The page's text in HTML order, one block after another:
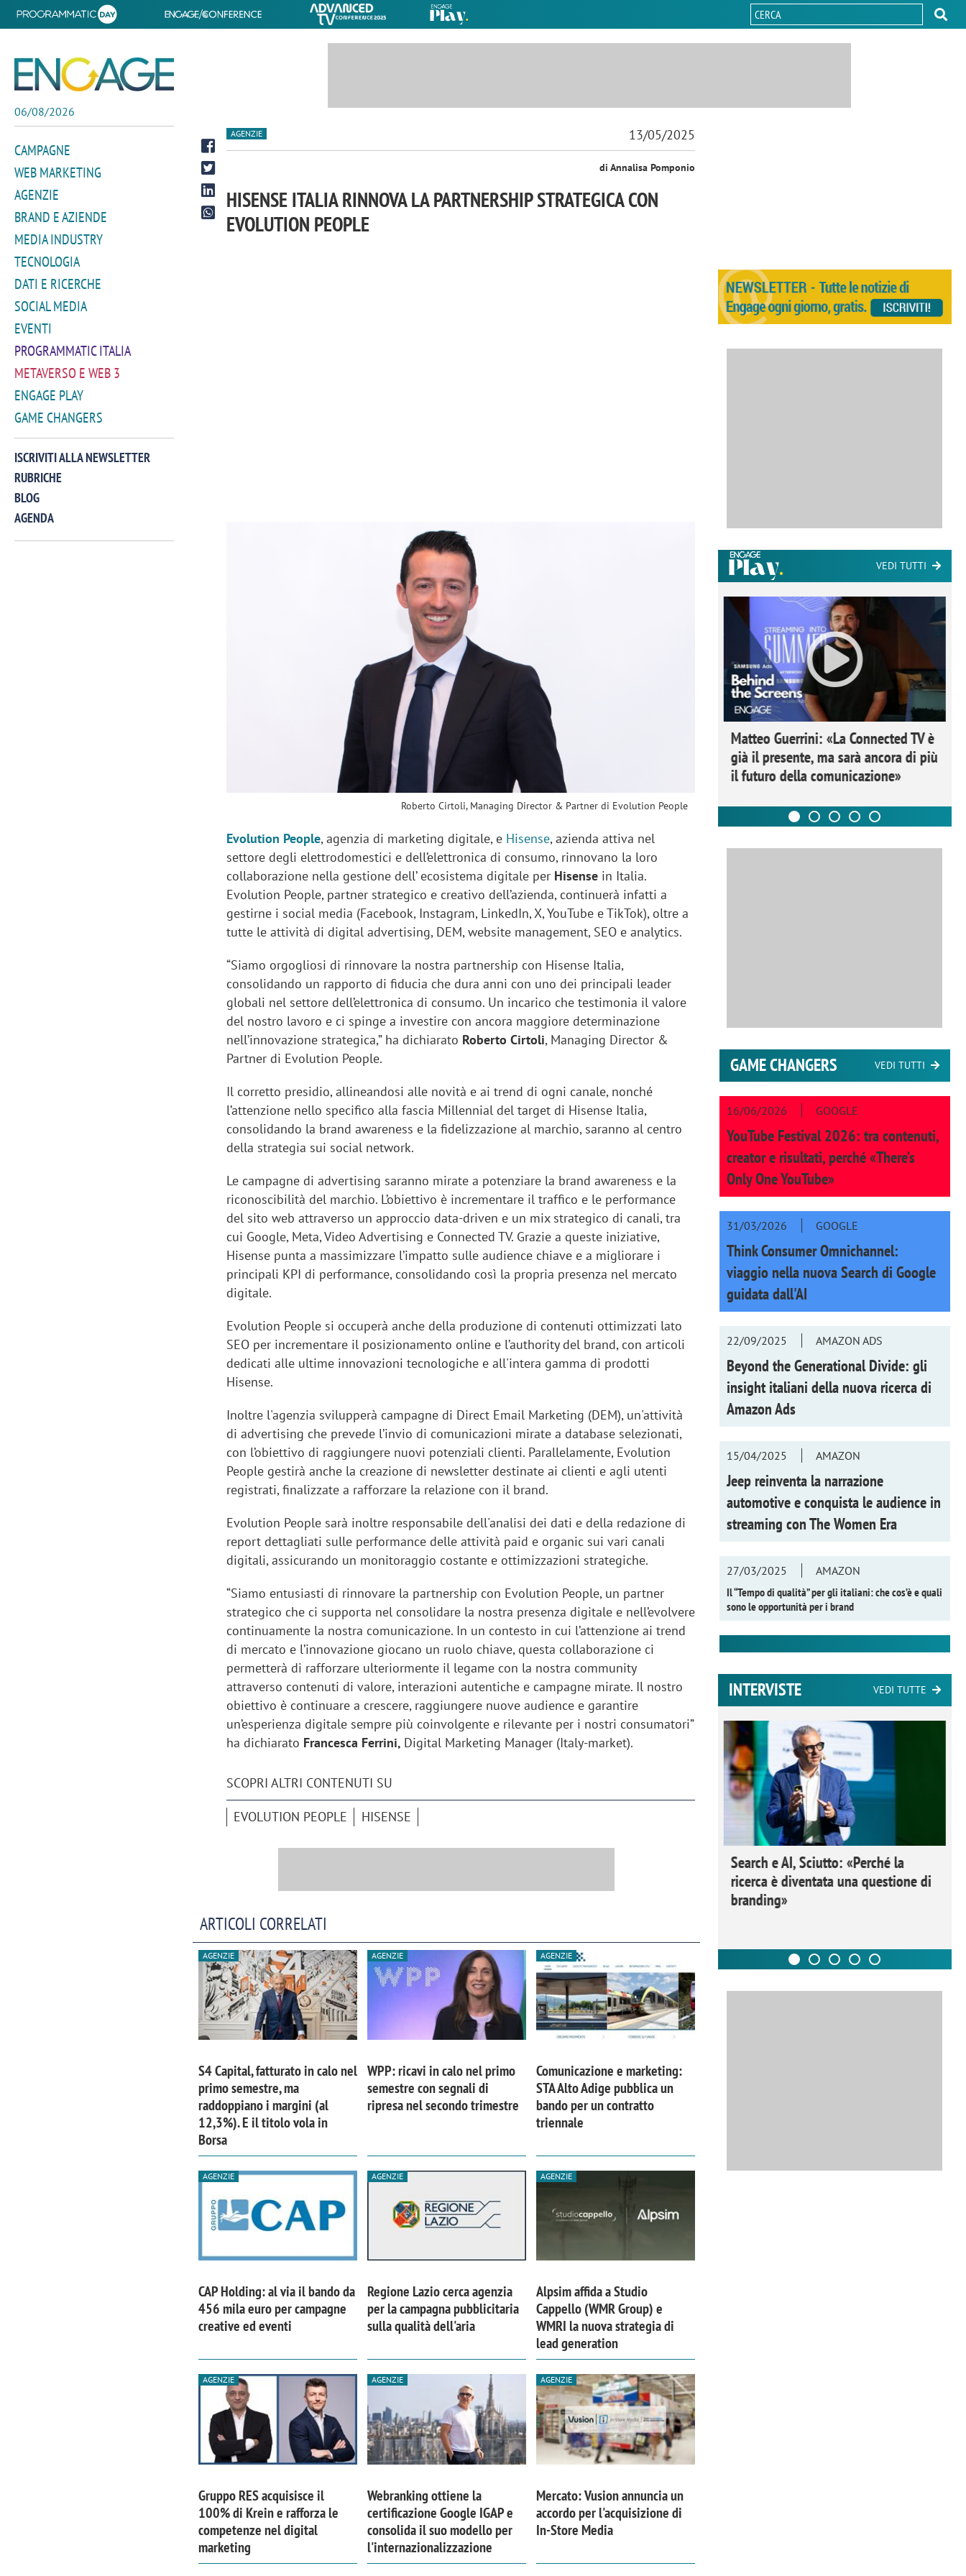
06/08/2026
CAMPAGNE
WEB MARKETING
AGENZIE
BRAND E AZIENDE
MEDIA INDUSTRY
TECNOLOGIA
DATI E RICERCHE
SOCIAL MEDIA
EVENTI
PROGRAMMATIC ITALIA
METAVERSO E WEB 3
ENGAGE PLAY
GAME CHANGERS
ISCRIVITI ALLA NEWSLETTER
RUBRICHE
BLOG
AGENDA
AGENZIE 13/05/2025
di Annalisa Pomponio
HISENSE ITALIA RINNOVA LA PARTNERSHIP STRATEGICA CON
EVOLUTION PEOPLE
Roberto Cirtoli, Managing Director & Partner di Evolution People
Evolution People, agenzia di marketing digitale, e Hisense, azienda attiva nel
settore degli elettrodomestici e dell’elettronica di consumo, rinnovano la loro
collaborazione nella gestione dell’ ecosistema digitale per Hisense in Italia.
Evolution People, partner strategico e creativo dell’azienda, continuerà infatti a
gestirne i social media (Facebook, Instagram, LinkedIn, X, YouTube e TikTok), oltre a
tutte le attività di digital advertising, DEM, website management, SEO e analytics.
“Siamo orgogliosi di rinnovare la nostra partnership con Hisense Italia,
consolidando un rapporto di fiducia che dura anni con uno dei principali leader
globali nel settore dell’elettronica di consumo. Un incarico che testimonia il valore
del nostro lavoro e ci spinge a investire con ancora maggiore determinazione
nell’innovazione strategica,” ha dichiarato Roberto Cirtoli, Managing Director &
Partner di Evolution People.
Il corretto presidio, allineandosi alle novità e ai trend di ogni canale, nonché
l’attenzione nello specifico alla fascia Millennial del target di Hisense Italia,
consolidando la brand awareness e la fidelizzazione al marchio, saranno al centro
della strategia sui social network.
Le campagne di advertising saranno mirate a potenziare la brand awareness e la
riconoscibilità del marchio. L’obiettivo è incrementare il traffico e le performance
del sito web attraverso un approccio data-driven e un mix strategico di canali, tra
cui Google, Meta, Video Advertising e Connected TV. Grazie a queste iniziative,
Hisense punta a massimizzare l’impatto sulle audience chiave e a migliorare i
principali KPI di performance, consolidando così la propria presenza nel mercato
digitale.
Evolution People si occuperà anche della produzione di contenuti ottimizzati lato
SEO per incrementare il posizionamento online e l’authority del brand, con articoli
dedicati alle ultime innovazioni tecnologiche e all'intera gamma di prodotti
Hisense.
Inoltre l'agenzia svilupperà campagne di Direct Email Marketing (DEM), un'attività
di advertising che prevede l’invio di comunicazioni mirate a database selezionati,
con l’obiettivo di raggiungere nuovi potenziali clienti. Parallelamente, Evolution
People gestirà anche la creazione di newsletter destinate ai clienti e agli utenti
registrati, finalizzate a rafforzare la relazione con il brand.
Evolution People sarà inoltre responsabile dell'analisi dei dati e della redazione di
report dettagliati sulle performance delle attività paid e organic sui vari canali
digitali, assicurando un monitoraggio costante e ottimizzazioni strategiche.
“Siamo entusiasti di rinnovare la partnership con Evolution People, un partner
strategico che ci supporta nel consolidare la nostra presenza digitale e nell’evolvere
continuamente la nostra comunicazione. In un contesto in cui l’attenzione ai trend
di mercato e l’innovazione giocano un ruolo chiave, questa collaborazione ci
permetterà di rafforzare ulteriormente il legame con la nostra community
attraverso contenuti di valore, interazioni autentiche e campagne mirate. Il nostro
obiettivo è continuare a crescere, raggiungere nuove audience e garantire
un’esperienza digitale sempre più coinvolgente e rilevante per i nostri consumatori”
ha dichiarato Francesca Ferrini, Digital Marketing Manager (Italy-market).
SCOPRI ALTRI CONTENUTI SU
EVOLUTION PEOPLE HISENSE
ARTICOLI CORRELATI
AGENZIE
S4 Capital, fatturato in calo nel
primo semestre, ma
raddoppiano i margini (al
12,3%). E il titolo vola in
Borsa
AGENZIE
WPP: ricavi in calo nel primo
semestre con segnali di
ripresa nel secondo trimestre
AGENZIE
Comunicazione e marketing:
STA Alto Adige pubblica un
bando per un contratto
triennale
AGENZIE
CAP Holding: al via il bando da
456 mila euro per campagne
creative ed eventi
AGENZIE
Regione Lazio cerca agenzia
per la campagna pubblicitaria
sulla qualità dell'aria
AGENZIE
Alpsim affida a Studio
Cappello (WMR Group) e
WMRI la nuova strategia di
lead generation
AGENZIE
Gruppo RES acquisisce il
100% di Krein e rafforza le
competenze nel digital
marketing
AGENZIE
Webranking ottiene la
certificazione Google IGAP e
consolida il suo modello per
l'internazionalizzazione
AGENZIE
Mercato: Vusion annuncia un
accordo per l'acquisizione di
In-Store Media
VEDI TUTTI
Perez, Samsung Ads: «L'Italia è un
mercato strategico e continuerà a
Networking agli eventi: come la
startup Kicè punta a eliminare lo
"spreco di relazioni"
Matteo Guerrini: «La Connected TV è
già il presente, ma sarà ancora di più
il futuro della comunicazione»
GAME CHANGERS VEDI TUTTI
16/06/2026 GOOGLE
YouTube Festival 2026: tra contenuti,
creator e risultati, perché «There’s
Only One YouTube»
31/03/2026 GOOGLE
Think Consumer Omnichannel:
viaggio nella nuova Search di Google
guidata dall'AI
22/09/2025 AMAZON ADS
Beyond the Generational Divide: gli
insight italiani della nuova ricerca di
Amazon Ads
15/04/2025 AMAZON
Jeep reinventa la narrazione
automotive e conquista le audience in
streaming conThe Women Era
27/03/2025
AMAZON
Il “Tempo di qualità” per gli italiani: che cos’è e quali
sono le opportunità per i brand
INTERVISTE VEDI TUTTE
Search e AI, Sciutto: «Perché la
ricerca è diventata una questione di
branding»